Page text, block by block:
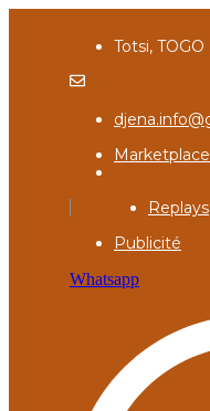
Totsi, TOGO
Marketplace
Replays
Publicité
Whatsapp